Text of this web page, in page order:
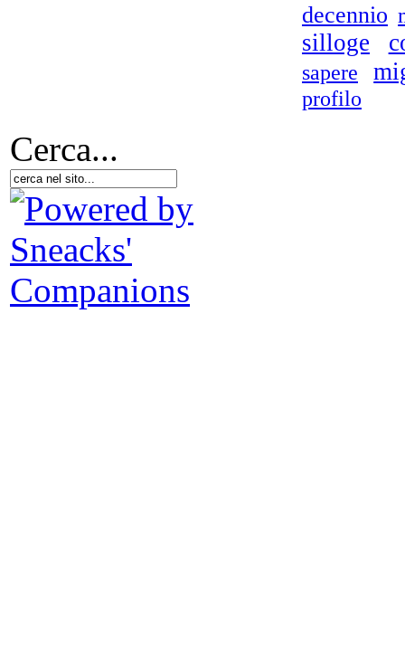
decennio
silloge
sapere
profilo
Cerca...